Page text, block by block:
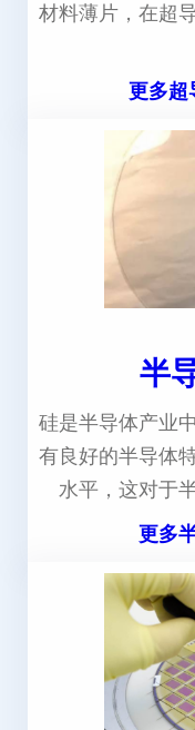
材料薄片，在超
更多超
半
硅是半导体产业
有良好的半导体
水平，这对于
更多